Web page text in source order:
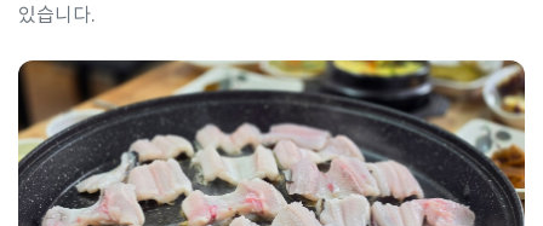
있습니다.